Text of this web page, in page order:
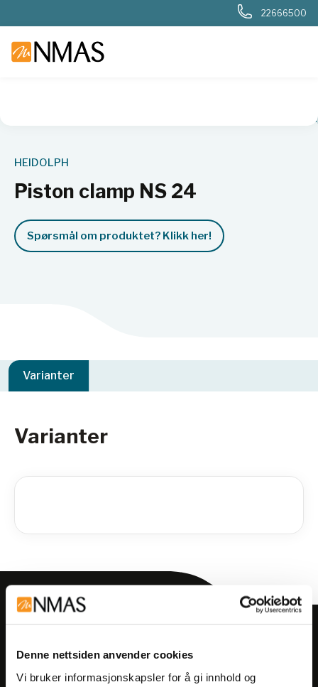
Denne nettsiden anvender cookies
Vi bruker informasjonskapsler for å gi innhold og
22666500
HEIDOLPH
Piston clamp NS 24
Spørsmål om produktet? Klikk her!
Varianter
Varianter
Få informasjon om produkter,
arrangementer og kampanjer.